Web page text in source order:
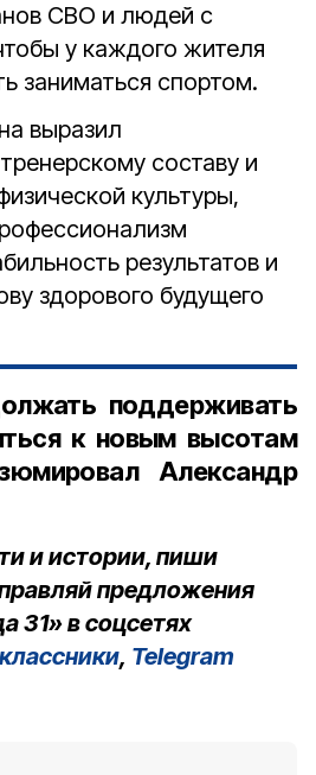
СВО и людей с
у каждого жителя
заниматься спортом.
выразил
составу и
культуры,
результатов и
здорового будущего
поддерживать
к новым высотам
Александр
и истории, пиши
предложения
31» в соцсетях
, Telegram